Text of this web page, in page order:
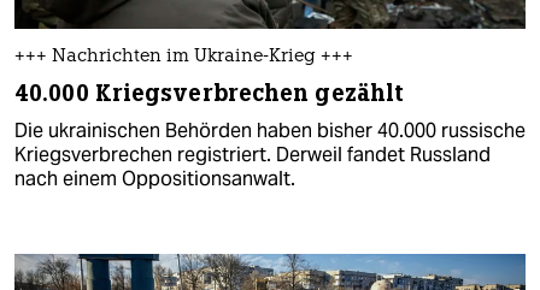
+++ Nachrichten im Ukraine-Krieg +++
40.000 Kriegsverbrechen gezählt
Die ukrainischen Behörden haben bisher 40.000 russische
Kriegsverbrechen registriert. Derweil fandet Russland
nach einem Oppositionsanwalt.